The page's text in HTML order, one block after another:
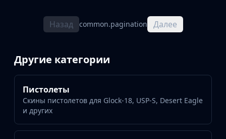
Назад common.pagination Далее
Другие категории
Пистолеты
Скины пистолетов для Glock-18, USP-S, Desert Eagle
и других